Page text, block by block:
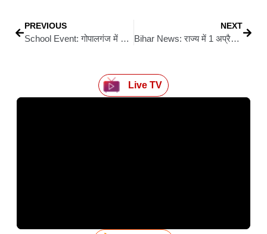
PREVIOUS
School Event: गोपालगंज में सी.पी. सेंट्रल पब्लिक स्कूल का वार्षिक महोत्सव धूमधाम से संपन्न
NEXT
Bihar News: राज्य में 1 अप्रैल से शुरू होगी गेहूं खरीद, किसानों को मिलेगा 2,585 रुपये प्रति क्विंटल
Live TV